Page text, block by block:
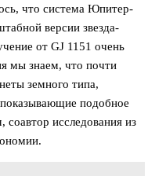
что система Юпитер-
версии звезда-
от GJ 1151 очень
мы знаем, что почти
земного типа,
подобное
исследования из